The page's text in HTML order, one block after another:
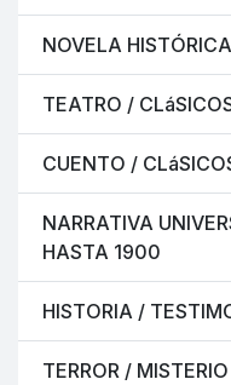
NOVELA HISTÓRICA
TEATRO /
CUENTO /
NARRATIVA
HASTA 1900
HISTORIA /
TERROR / MISTERIO